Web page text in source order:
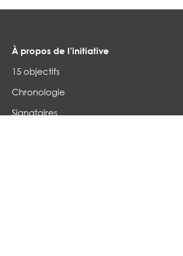
À propos de l’initiative
15 objectifs
Chronologie
Signataires